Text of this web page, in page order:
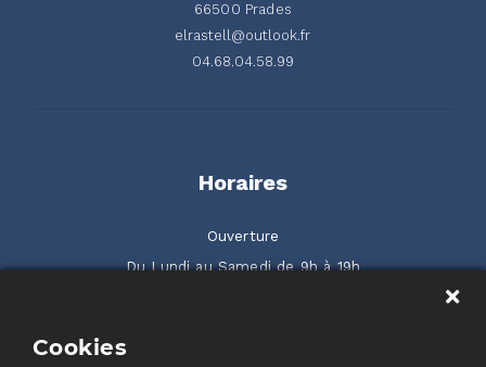
66500 Prades
elrastell@outlook.fr
04.68.04.58.99
Horaires
Ouverture
Du Lundi au Samedi de 9h à 19h
Cookies